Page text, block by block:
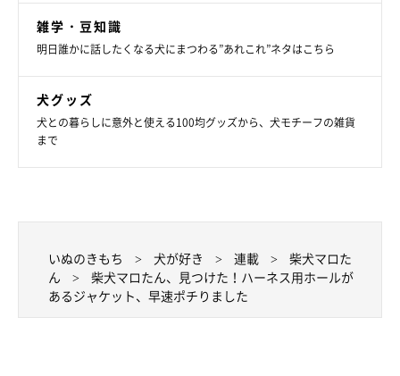
また「大型ショッピングモールの中にある洋服やバッグの修理の
お店で、ペット服のお直しをしてもらえる」と友人が教えてくれ
雑学・豆知識
明日誰かに話したくなる犬にまつわる”あれこれ”ネタはこちら
犬グッズ
犬との暮らしに意外と使える100均グッズから、犬モチーフの雑貨
まで
いぬのきもち 犬が好き 連載
柴犬マロた
ん
柴犬マロたん、見つけた！ハーネス用ホールが
あるジャケット、早速ポチりました